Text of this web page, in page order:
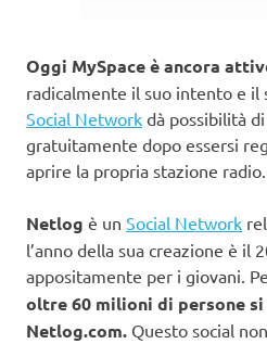
Oggi MySpace è ancora
radicalmente il suo intento e il
Social Network dà possibilità
gratuitamente dopo essersi
aprire la propria stazione radio.
Netlog è un Social Network
l’anno della sua creazione è il
appositamente per i giovani.
oltre 60 milioni di persone
Netlog.com. Questo social